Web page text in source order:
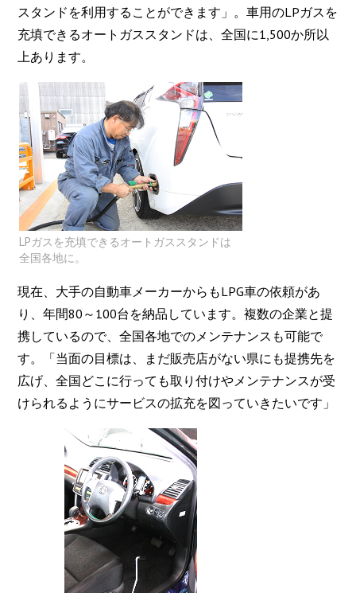
スタンドを利用することができます」。車用のLPガスを
充填できるオートガススタンドは、全国に1,500か所以
上あります。
LPガスを充填できるオートガススタンドは
全国各地に。
現在、大手の自動車メーカーからもLPG車の依頼があ
り、年間80～100台を納品しています。複数の企業と提
携しているので、全国各地でのメンテナンスも可能で
す。「当面の目標は、まだ販売店がない県にも提携先を
広げ、全国どこに行っても取り付けやメンテナンスが受
けられるようにサービスの拡充を図っていきたいです」